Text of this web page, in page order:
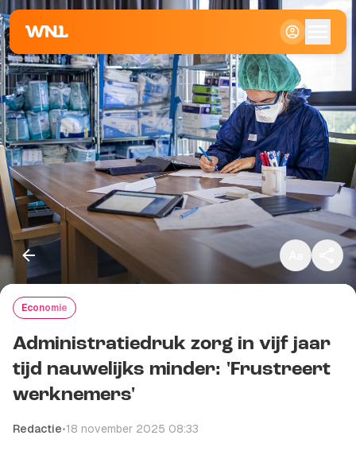
Klein
Standaard
Groot
Economie
Administratiedruk zorg in vijf jaar
tijd nauwelijks minder: 'Frustreert
werknemers'
Redactie•18 november 2025 08:33